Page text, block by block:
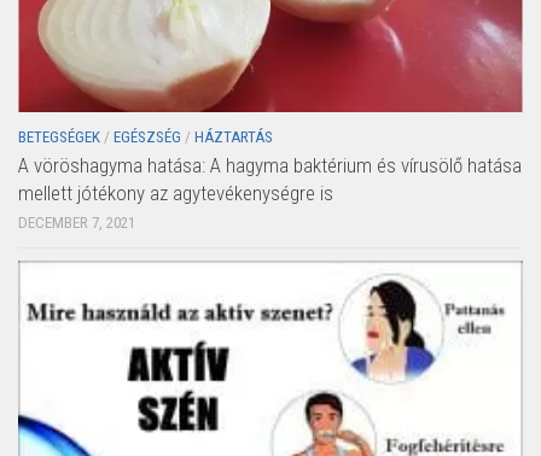
BETEGSÉGEK / EGÉSZSÉG / HÁZTARTÁS
A vöröshagyma hatása: A hagyma baktérium és vírusölő hatása
mellett jótékony az agytevékenységre is
DECEMBER 7, 2021